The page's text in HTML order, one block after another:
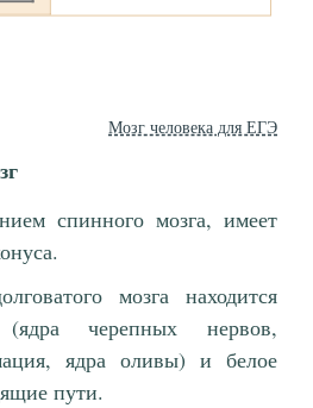
Мозг человека для ЕГЭ
спинного мозга, имеет
мозга находится
черепных нервов,
ядра оливы) и белое
пути.